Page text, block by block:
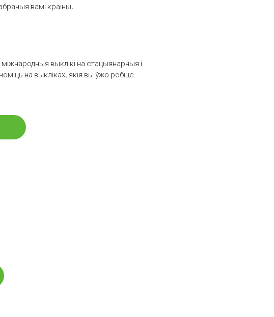
вамі краіны.
выклікі на стацыянарныя і
на выкліках, якія вы ўжо робіце